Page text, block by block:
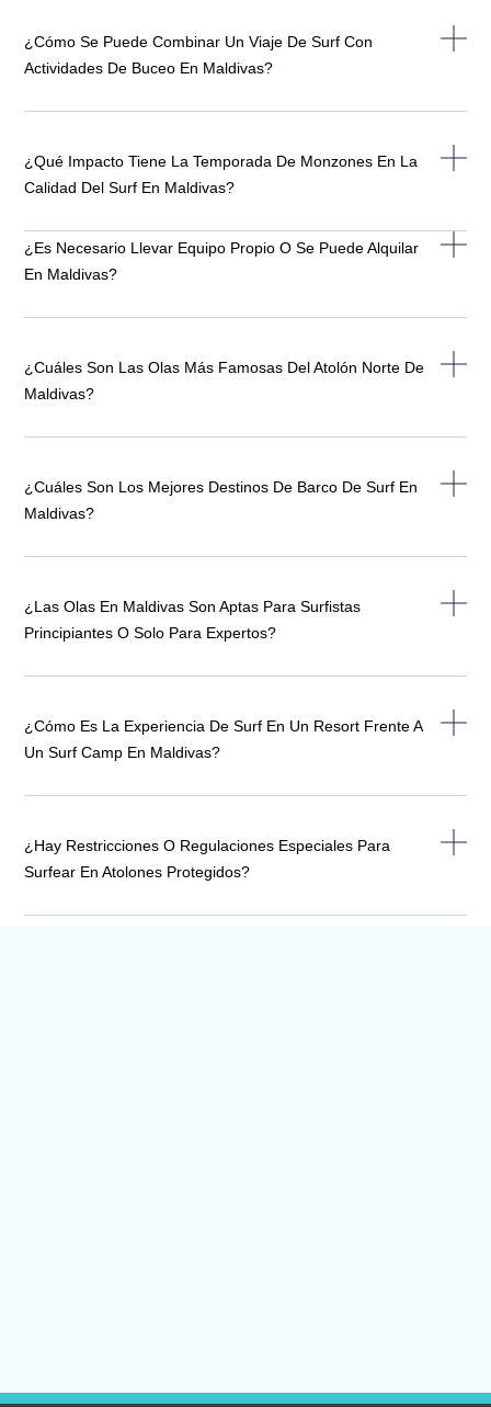
¿Cómo Se Puede Combinar Un Viaje De Surf Con
Actividades De Buceo En Maldivas?
¿Qué Impacto Tiene La Temporada De Monzones En La
Calidad Del Surf En Maldivas?
¿Es Necesario Llevar Equipo Propio O Se Puede Alquilar
En Maldivas?
¿Cuáles Son Las Olas Más Famosas Del Atolón Norte De
Maldivas?
¿Cuáles Son Los Mejores Destinos De Barco De Surf En
Maldivas?
¿Las Olas En Maldivas Son Aptas Para Surfistas
Principiantes O Solo Para Expertos?
¿Cómo Es La Experiencia De Surf En Un Resort Frente A
Un Surf Camp En Maldivas?
¿Hay Restricciones O Regulaciones Especiales Para
Surfear En Atolones Protegidos?